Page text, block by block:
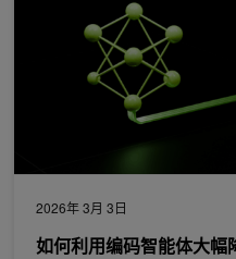
2026年 3月 3日
如何利用编码智能体大幅